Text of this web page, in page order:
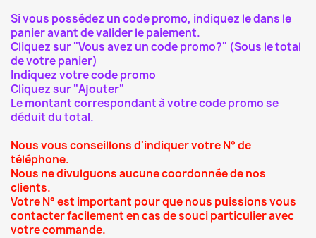
Si vous possédez un code promo, indiquez le dans le
panier avant de valider le paiement.
Cliquez sur "Vous avez un code promo?" (Sous le total
de votre panier)
Indiquez votre code promo
Cliquez sur "Ajouter"
Le montant correspondant à votre code promo se
déduit du total.
Nous vous conseillons d'indiquer votre N° de
téléphone.
Nous ne divulguons aucune coordonnée de nos
clients.
Votre N° est important pour que nous puissions vous
contacter facilement en cas de souci particulier avec
votre commande.